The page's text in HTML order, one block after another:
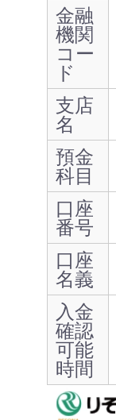
金融
機関
コー
ド
支店
名
預金
科目
口座
番号
口座
名義
入金
確認
可能
時間